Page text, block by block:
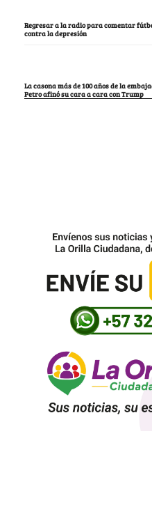
Regresar a la radio para comentar
contra la depresión
La casona más de 100 años de la
Petro afinó su cara a cara con Trump